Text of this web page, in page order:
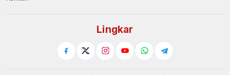
Lingkar